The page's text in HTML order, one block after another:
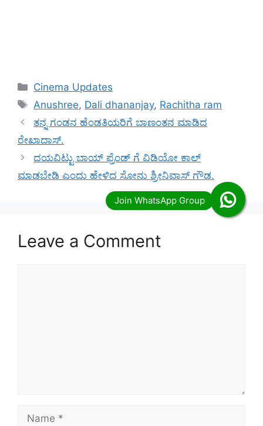
Categories
Cinema Updates
Tags
Anushree, Dali dhananjay, Rachitha ram
ತನ್ನ ಗಂಡನ ಹೆಂಡತಿಯರಿಗೆ ಬಾಣಂತನ ಮಾಡಿದ
ರೇಖಾದಾಸ್.
ದಯವಿಟ್ಟು ಬಾಯ್ ಫ್ರೆಂಡ್ ಗೆ ವಿಡಿಯೋ ಕಾಲ್
ಮಾಡಬೇಡಿ ಎಂದು ಹೇಳಿದ ಸೋನು ಶ್ರೀನಿವಾಸ್ ಗೌಡ.
Leave a Comment